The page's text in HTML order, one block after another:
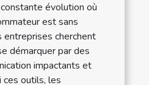
évolution où
est sans
cherchent
démarquer par des
impactants et
ces outils, les